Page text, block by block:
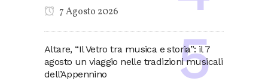
7 Agosto 2026
Altare, “Il Vetro tra musica e storia”: il 7
agosto un viaggio nelle tradizioni musicali
dell’Appennino